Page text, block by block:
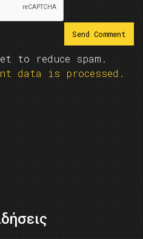
to reduce spam.
data is processed.